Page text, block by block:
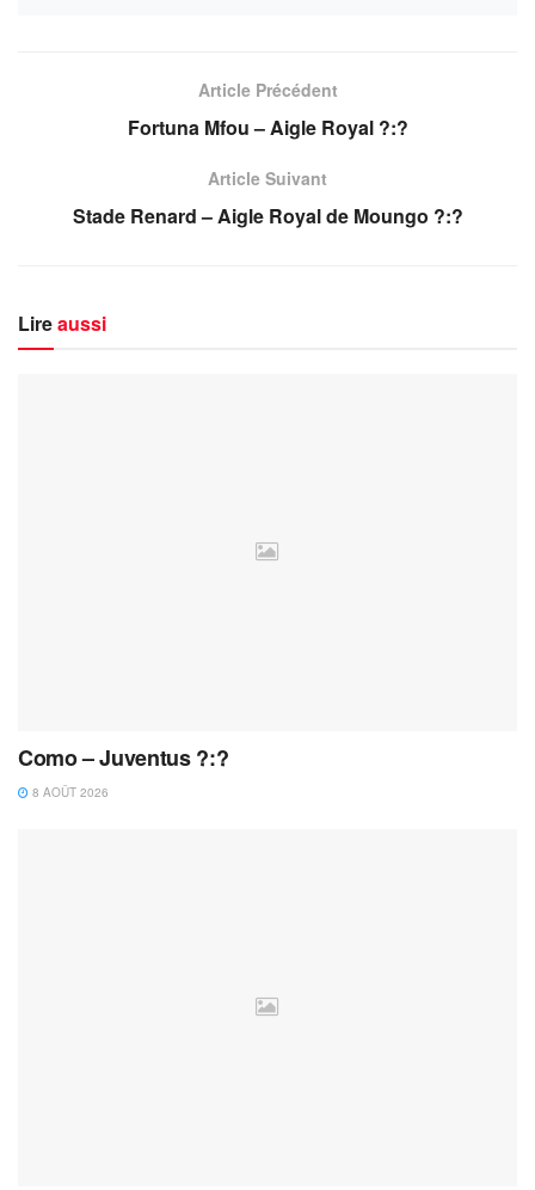
Article Précédent
Fortuna Mfou – Aigle Royal ?:?
Article Suivant
Stade Renard – Aigle Royal de Moungo ?:?
Lireaussi
Como – Juventus ?:?
8 AOÛT 2026